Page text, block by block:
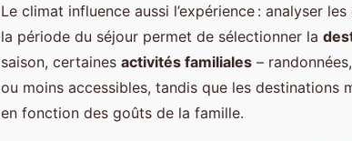
Le climat influence aussi l’expérience : analyser
la période du séjour permet de sélectionner la
saison, certaines activités familiales –
ou moins accessibles, tandis que les destinations
en fonction des goûts de la famille.